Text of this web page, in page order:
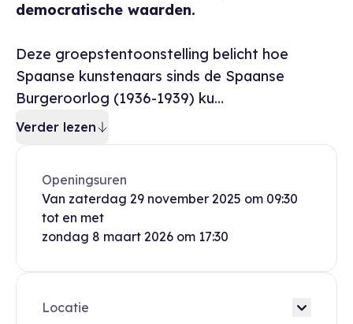
democratische waarden.
Deze groepstentoonstelling belicht hoe
Spaanse kunstenaars sinds de Spaanse
Burgeroorlog (1936-1939) ku…
Verder lezen
Openingsuren
Van zaterdag 29 november 2025 om 09:30
tot en met
zondag 8 maart 2026 om 17:30
Locatie